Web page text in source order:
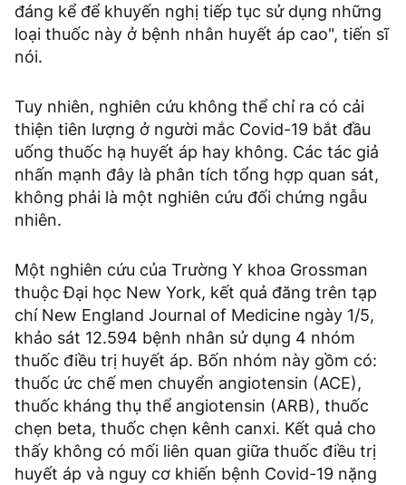
đáng kể để khuyến nghị tiếp tục sử dụng những
loại thuốc này ở bệnh nhân huyết áp cao", tiến sĩ
nói.
Tuy nhiên, nghiên cứu không thể chỉ ra có cải
thiện tiên lượng ở người mắc Covid-19 bắt đầu
uống thuốc hạ huyết áp hay không. Các tác giả
nhấn mạnh đây là phân tích tổng hợp quan sát,
không phải là một nghiên cứu đối chứng ngẫu
nhiên.
Một nghiên cứu của Trường Y khoa Grossman
thuộc Đại học New York, kết quả đăng trên tạp
chí New England Journal of Medicine ngày 1/5,
khảo sát 12.594 bệnh nhân sử dụng 4 nhóm
thuốc điều trị huyết áp. Bốn nhóm này gồm có:
thuốc ức chế men chuyển angiotensin (ACE),
thuốc kháng thụ thể angiotensin (ARB), thuốc
chẹn beta, thuốc chẹn kênh canxi. Kết quả cho
thấy không có mối liên quan giữa thuốc điều trị
huyết áp và nguy cơ khiến bệnh Covid-19 nặng